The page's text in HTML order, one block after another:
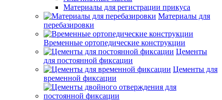
Материалы для регистрации прикуса
Материалы для
перебазировки
Временные ортопедические конструкции
Цементы
для постоянной фиксации
Цементы для
временной фиксации